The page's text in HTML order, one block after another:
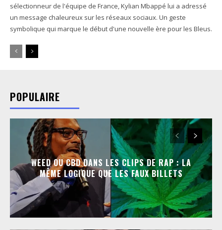
sélectionneur de l'équipe de France, Kylian Mbappé lui a adressé
un message chaleureux sur les réseaux sociaux. Un geste
symbolique qui marque le début d'une nouvelle ère pour les Bleus.
POPULAIRE
WEED OU CBD DANS LES CLIPS DE RAP : LA
MÊME LOGIQUE QUE LES FAUX BILLETS